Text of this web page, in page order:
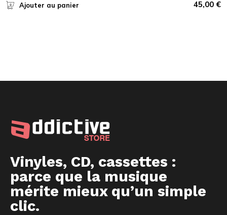
Ajouter au panier 45,00 €
Vinyles, CD, cassettes :
parce que la musique
mérite mieux qu’un simple
clic.